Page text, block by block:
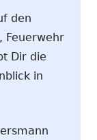
den
Feuerwehr
Dir die
in